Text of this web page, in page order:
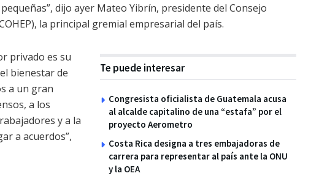
dijo ayer Mateo Yibrín, presidente del Consejo
la principal gremial empresarial del país.
Te puede interesar
Congresista oficialista de Guatemala acusa
al alcalde capitalino de una “estafa” por el
proyecto Aerometro
Costa Rica designa a tres embajadoras de
carrera para representar al país ante la ONU
y la OEA
privado es su
bienestar de
a un gran
a los
y a la
a acuerdos”,